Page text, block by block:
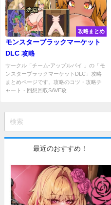
攻略まとめ
モンスターブラックマーケット
DLC 攻略
サークル「チーム-アップルパイ 」の「モ
ンスターブラックマーケットDLC」攻略
まとめページです。攻略のコツ・攻略チ
ャート・回想回収SAVE攻...
最近のおすすめ！